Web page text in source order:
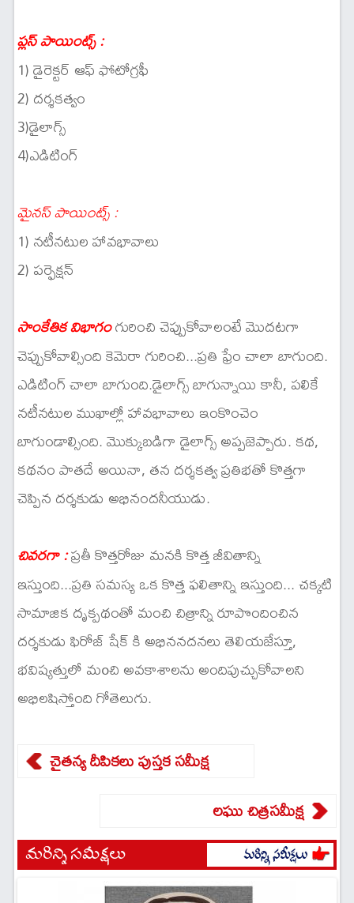
ప్లస్ పాయింట్స్ :
1) డైరెక్టర్ ఆఫ్ ఫోటోగ్రఫీ
2) దర్శకత్వం
3)డైలాగ్స్
4)ఎడిటింగ్
మైనస్ పాయింట్స్ :
1) నటీనటుల హావభావాలు
2) పర్ఫెక్షన్
సాంకేతిక విభాగంగురించి చెప్పుకోవాలంటే మొదటగా
చెప్పుకోవాల్సింది కెమెరా గురించి...ప్రతి ఫ్రేం చాలా బాగుంది.
ఎడిటింగ్ చాలా బాగుంది.డైలాగ్స్ బాగున్నాయి కానీ, పలికే
నటీనటుల ముఖాల్లో హావభావాలు ఇంకొంచెం
బాగుండాల్సింది. మొక్కుబడిగా డైలాగ్స్ అప్పజెప్పారు. కథ,
కథనం పాతదే అయినా, తన దర్శకత్వ ప్రతిభతో కొత్తగా
చెప్పిన దర్శకుడు అభినందనీయుడు.
చివరగా :ప్రతీ కొత్తరోజు మనకి కొత్త జీవితాన్ని
ఇస్తుంది...ప్రతి సమస్య ఒక కొత్త ఫలితాన్ని ఇస్తుంది... చక్కటి
సామాజిక దృక్పథంతో మంచి చిత్రాన్ని రూపొందించిన
దర్శకుడు ఫిరోజ్ షేక్ కి అభిననదనలు తెలియజేస్తూ,
భవిష్యత్తులో మoచి అవకాశాలను అందిపుచ్చుకోవాలని
అభిలషిస్తోంది గోతెలుగు.
చైతన్య దీపికలు పుస్తక సమీక్ష
లఘు చిత్రసమీక్ష
మరిన్ని సమీక్షలు